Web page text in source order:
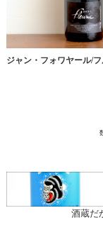
ジャン・フォワヤール/
酒蔵だ